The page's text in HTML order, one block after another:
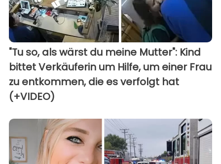
"Tu so, als wärst du meine Mutter": Kind
bittet Verkäuferin um Hilfe, um einer Frau
zu entkommen, die es verfolgt hat
(+VIDEO)